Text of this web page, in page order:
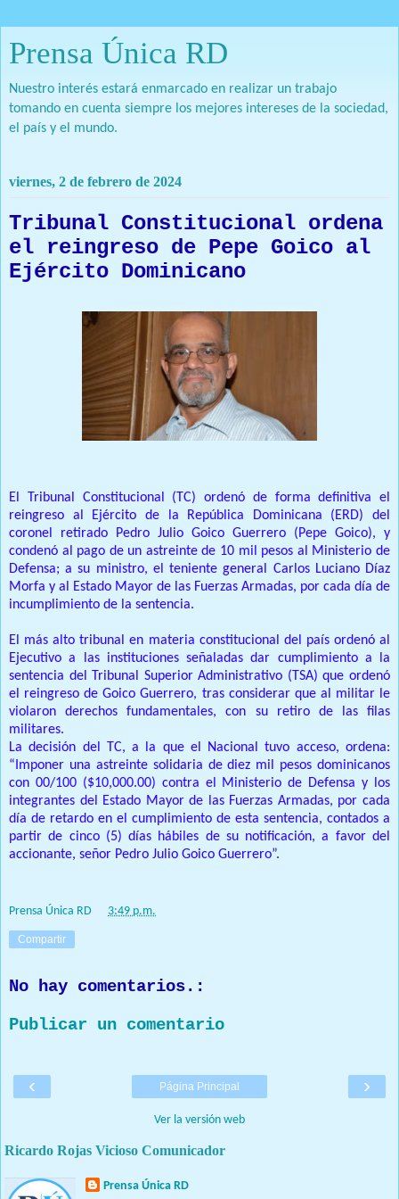
Prensa Única RD
Nuestro interés estará enmarcado en realizar un trabajo
tomando en cuenta siempre los mejores intereses de la sociedad,
el país y el mundo.
viernes, 2 de febrero de 2024
Tribunal Constitucional ordena
el reingreso de Pepe Goico al
Ejército Dominicano
El Tribunal Constitucional (TC) ordenó de forma definitiva el
reingreso al Ejército de la República Dominicana (ERD) del
coronel retirado Pedro Julio Goico Guerrero (Pepe Goico), y
condenó al pago de un astreinte de 10 mil pesos al Ministerio de
Defensa;a su ministro, el teniente general Carlos Luciano Díaz
Morfa y al Estado Mayor de las Fuerzas Armadas, por cada día de
incumplimiento de la sentencia.
El más alto tribunal en materia constitucional del país ordenó al
Ejecutivo a las instituciones señaladas dar cumplimiento a la
sentencia del Tribunal Superior Administrativo (TSA) que ordenó
el reingreso de Goico Guerrero, tras considerar que al militar le
violaron derechos fundamentales, con su retiro de las filas
militares.
La decisión del TC, a la que el Nacional tuvo acceso, ordena:
“Imponer una astreinte solidaria de diez mil pesos dominicanos
con 00/100 ($10,000.00) contra el Ministerio de Defensa y los
integrantes del Estado Mayor de las Fuerzas Armadas, por cada
día de retardo en el cumplimiento de esta sentencia, contados a
partir de cinco (5) días hábiles de su notificación, a favor del
accionante, señor Pedro Julio Goico Guerrero”.
Prensa Única RD 3:49 p.m.
Compartir
No hay comentarios.:
Publicar un comentario
‹ ›
Página Principal
Ver la versión web
Ricardo Rojas Vicioso Comunicador
Prensa Única RD